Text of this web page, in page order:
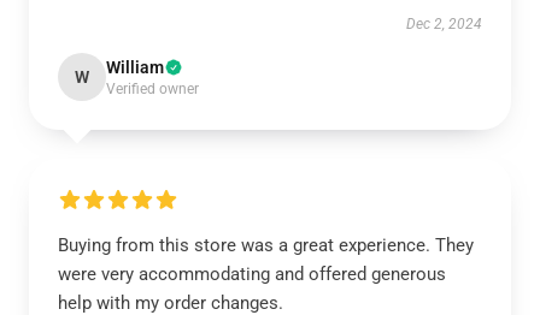
Dec 2, 2024
W William
Verified owner
Buying from this store was a great experience. They
were very accommodating and offered generous
help with my order changes.